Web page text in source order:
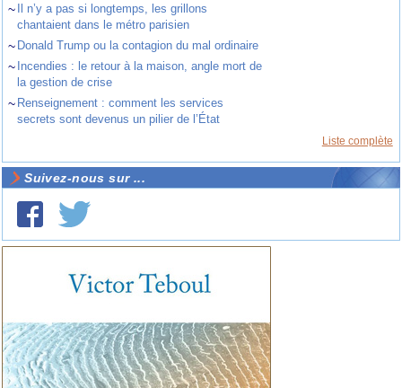
~ Il n’y a pas si longtemps, les grillons
chantaient dans le métro parisien
~ Donald Trump ou la contagion du mal ordinaire
~ Incendies : le retour à la maison, angle mort de
la gestion de crise
~ Renseignement : comment les services
secrets sont devenus un pilier de l’État
Liste complète
Suivez-nous sur ...